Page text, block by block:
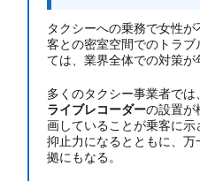
タクシーへの乗務で女性
客との密室空間でのトラ
ては、業界全体での対策が
多くのタクシー事業者では、
ライブレコーダーの設置が
画していることが乗客に
抑止力になるとともに、
拠にもなる。